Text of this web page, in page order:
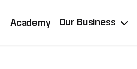
Academy Our Business